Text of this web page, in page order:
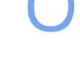
Blog